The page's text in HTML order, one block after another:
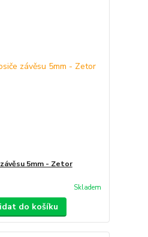
5mm - Zetor
Skladem
do košíku